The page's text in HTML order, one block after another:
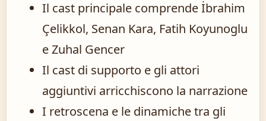
Il cast principale comprende İbrahim
Çelikkol, Senan Kara, Fatih Koyunoglu
e Zuhal Gencer
Il cast di supporto e gli attori
aggiuntivi arricchiscono la narrazione
I retroscena e le dinamiche tra gli